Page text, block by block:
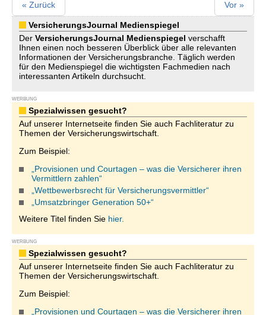
« Zurück Vor »
VersicherungsJournal Medienspiegel
Der VersicherungsJournal Medienspiegel verschafft
Ihnen einen noch besseren Überblick über alle relevanten
Informationen der Versicherungsbranche. Täglich werden
für den Medienspiegel die wichtigsten Fachmedien nach
interessanten Artikeln durchsucht.
WERBUNG
Spezialwissen gesucht?
Auf unserer Internetseite finden Sie auch Fachliteratur zu
Themen der Versicherungswirtschaft.
Zum Beispiel:
„Provisionen und Courtagen – was die Versicherer ihren
Vermittlern zahlen“
„Wettbewerbsrecht für Versicherungsvermittler“
„Umsatzbringer Generation 50+“
Weitere Titel finden Sie hier.
WERBUNG
Spezialwissen gesucht?
Auf unserer Internetseite finden Sie auch Fachliteratur zu
Themen der Versicherungswirtschaft.
Zum Beispiel:
„Provisionen und Courtagen – was die Versicherer ihren